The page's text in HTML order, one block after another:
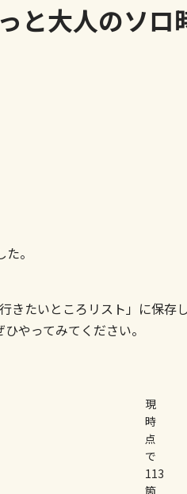
と大人のソロ
。
たいところリスト」に保
やってみてください。
現
時
点
で
113